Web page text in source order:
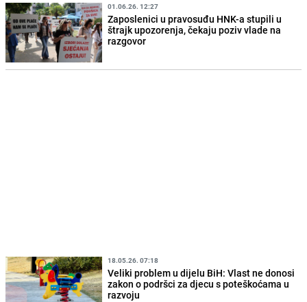
01.06.26. 12:27
Zaposlenici u pravosuđu HNK-a stupili u
štrajk upozorenja, čekaju poziv vlade na
razgovor
18.05.26. 07:18
Veliki problem u dijelu BiH: Vlast ne donosi
zakon o podršci za djecu s poteškoćama u
razvoju